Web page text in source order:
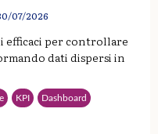
07/2026
efficaci per controllare
dati dispersi in
KPI Dashboard